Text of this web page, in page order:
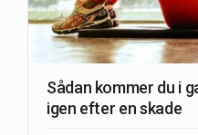
Sådan kommer du i
igen efter en skade